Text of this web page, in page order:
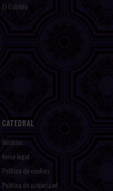
El Cabildo
CATEDRAL
Noticias
Aviso legal
Política de cookies
Política de privacidad